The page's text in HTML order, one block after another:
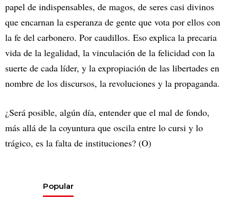
papel de indispensables, de magos, de seres casi divinos
que encarnan la esperanza de gente que vota por ellos con
la fe del carbonero. Por caudillos. Eso explica la precaria
vida de la legalidad, la vinculación de la felicidad con la
suerte de cada líder, y la expropiación de las libertades en
nombre de los discursos, la revoluciones y la propaganda.
¿Será posible, algún día, entender que el mal de fondo,
más allá de la coyuntura que oscila entre lo cursi y lo
trágico, es la falta de instituciones? (O)
Popular